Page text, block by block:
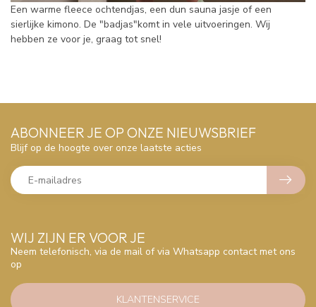
Een warme fleece ochtendjas, een dun sauna jasje of een
sierlijke kimono. De "badjas"komt in vele uitvoeringen. Wij
hebben ze voor je, graag tot snel!
WIJ ZIJN ER VOOR JE
Neem telefonisch, via de mail of via Whatsapp contact met ons
op
KLANTENSERVICE
ABONNEER JE OP ONZE NIEUWSBRIEF
Blijf op de hoogte over onze laatste acties